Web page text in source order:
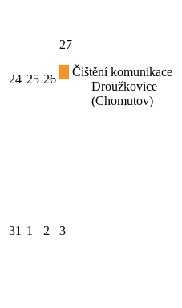
24 25 26
27
Čištění komunikace
Droužkovice
(Chomutov)
31 1 2 3